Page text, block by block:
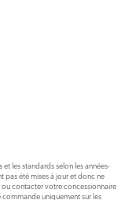
les standards selon les années-
pas été mises à jour et donc ne
ou contacter votre concessionnaire
uniquement sur les